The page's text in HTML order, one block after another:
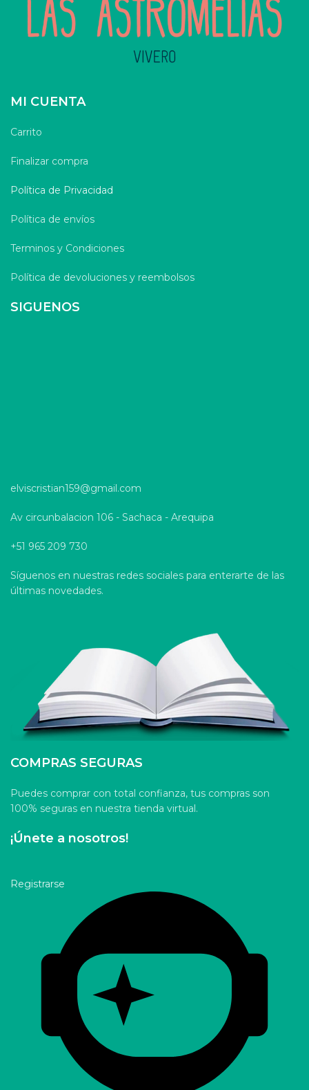
MI CUENTA
Carrito
Finalizar compra
Política de Privacidad
Política de envíos
Terminos y Condiciones
Política de devoluciones y reembolsos
SIGUENOS
elviscristian159@gmail.com
Av circunbalacion 106 - Sachaca - Arequipa
+51 965 209 730
Síguenos en nuestras redes sociales para enterarte de las
últimas novedades.
COMPRAS SEGURAS
Puedes comprar con total confianza, tus compras son
100% seguras en nuestra tienda virtual.
¡Únete a nosotros!
Registrarse